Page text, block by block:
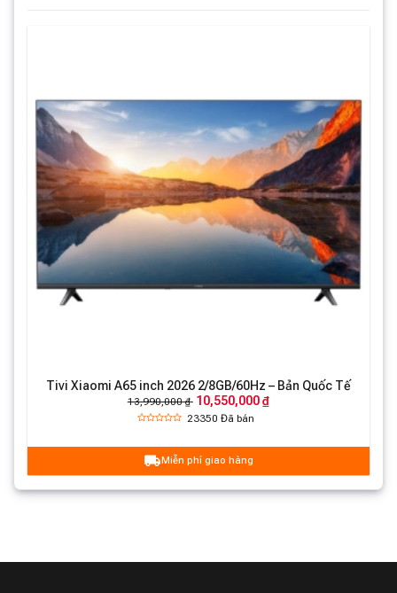
Tivi Xiaomi A65 inch 2026 2/8GB/60Hz – Bản Quốc Tế
13,990,000 ₫ 10,550,000 ₫
23350Đã bán
Miễn phí giao hàng